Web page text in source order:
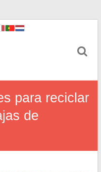
para reciclar
de